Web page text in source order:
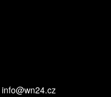
info@wn24.cz